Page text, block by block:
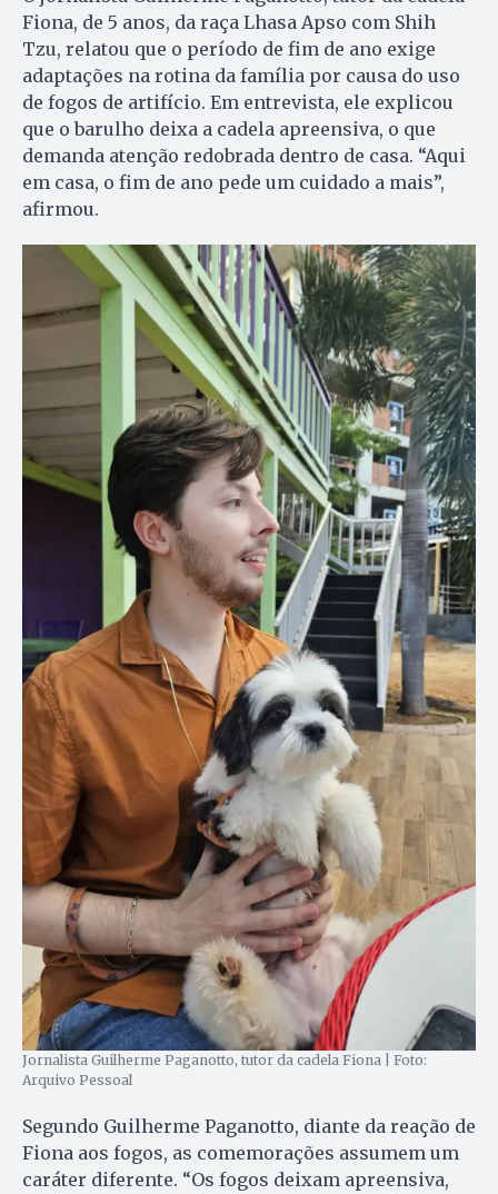
Fiona, de 5 anos, da raça Lhasa Apso com Shih
Tzu, relatou que o período de fim de ano exige
adaptações na rotina da família por causa do uso
de fogos de artifício. Em entrevista, ele explicou
que o barulho deixa a cadela apreensiva, o que
demanda atenção redobrada dentro de casa. “Aqui
em casa, o fim de ano pede um cuidado a mais”,
afirmou.
Jornalista Guilherme Paganotto, tutor da cadela Fiona | Foto:
Arquivo Pessoal
Segundo Guilherme Paganotto, diante da reação de
Fiona aos fogos, as comemorações assumem um
caráter diferente. “Os fogos deixam apreensiva,